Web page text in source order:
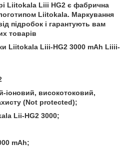
Liitokala Liii HG2 є фабрична
Liitokala. Маркування
підробок і гарантують вам
товарів
Liitokala Liii-HG2 3000 mAh Liiii-
іоновий, високотоковий,
(Not protected);
Lii-HG2 3000;
mAh;